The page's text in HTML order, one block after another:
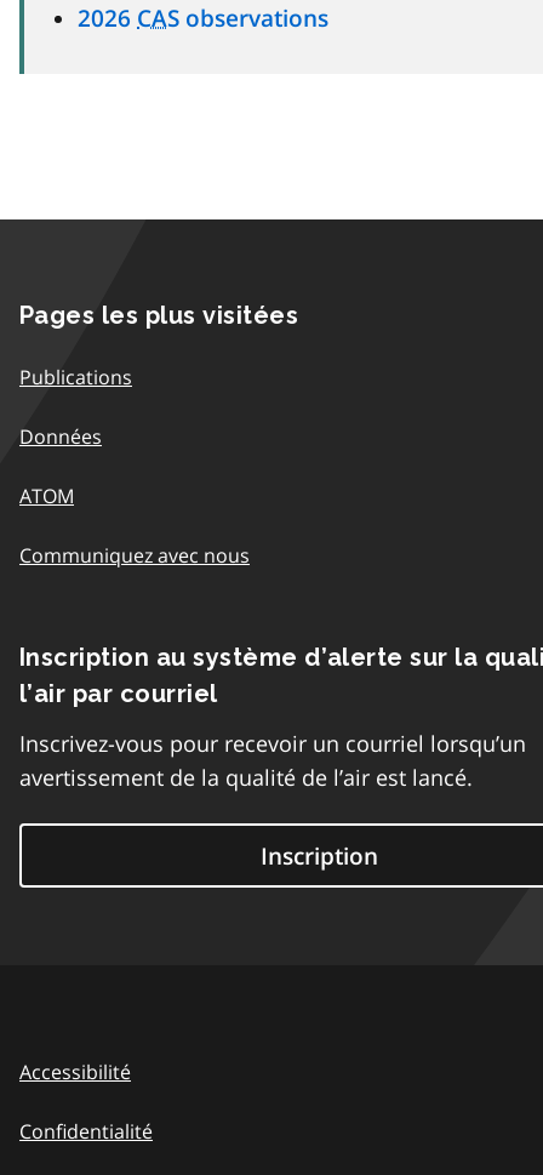
2026 CAS observations
Pages les plus visitées
Publications
Données
ATOM
Communiquez avec nous
Inscription au système d’alerte sur la
l’air par courriel
Inscrivez-vous pour recevoir un courriel lorsqu’un
avertissement de la qualité de l’air est lancé.
Inscription
Accessibilité
Confidentialité